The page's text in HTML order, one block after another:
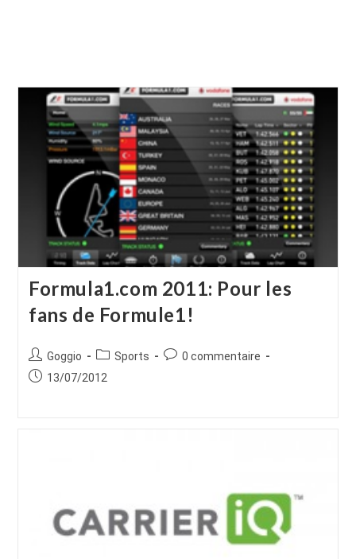
Formula1.com 2011: Pour les
fans de Formule1!
Auteur/autrice
de
Goggio
Post
category:
Sports
Commentaires
0 commentaire
Publication
13/07/2012